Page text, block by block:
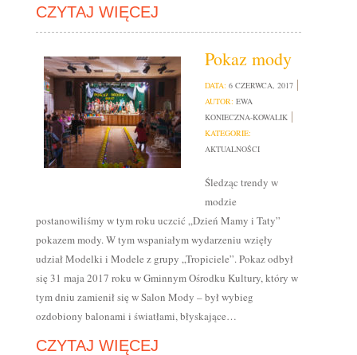
CZYTAJ WIĘCEJ
Pokaz mody
DATA: 6 CZERWCA, 2017
AUTOR: EWA
KONIECZNA-KOWALIK
KATEGORIE:
AKTUALNOŚCI
Śledząc trendy w
modzie
postanowiliśmy w tym roku uczcić „Dzień Mamy i Taty”
pokazem mody. W tym wspaniałym wydarzeniu wzięły
udział Modelki i Modele z grupy „Tropiciele”. Pokaz odbył
się 31 maja 2017 roku w Gminnym Ośrodku Kultury, który w
tym dniu zamienił się w Salon Mody – był wybieg
ozdobiony balonami i światłami, błyskające…
CZYTAJ WIĘCEJ